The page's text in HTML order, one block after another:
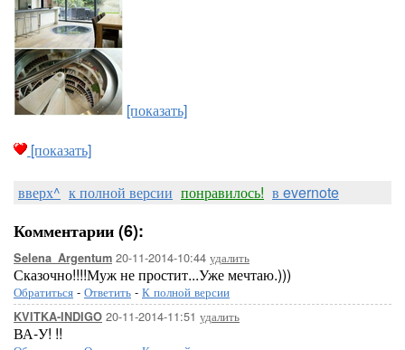
[показать]
[показать]
вверх^ к полной версии понравилось! в evernote
Комментарии (6):
Selena_Argentum 20-11-2014-10:44 удалить
Сказочно!!!!Муж не простит...Уже мечтаю.)))
Обратиться - Ответить - К полной версии
KVITKA-INDIGO 20-11-2014-11:51 удалить
ВА-У! !!